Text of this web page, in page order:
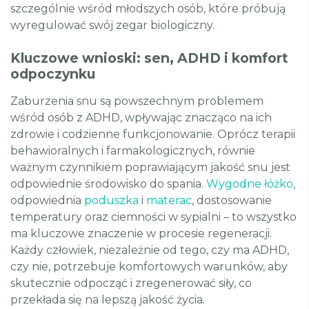
szczególnie wśród młodszych osób, które próbują
wyregulować swój zegar biologiczny.
Kluczowe wnioski: sen, ADHD i komfort
odpoczynku
Zaburzenia snu są powszechnym problemem
wśród osób z ADHD, wpływając znacząco na ich
zdrowie i codzienne funkcjonowanie. Oprócz terapii
behawioralnych i farmakologicznych, równie
ważnym czynnikiem poprawiającym jakość snu jest
odpowiednie środowisko do spania. Wygodne łóżko,
odpowiednia poduszka i materac, dostosowanie
temperatury oraz ciemności w sypialni – to wszystko
ma kluczowe znaczenie w procesie regeneracji.
Każdy człowiek, niezależnie od tego, czy ma ADHD,
czy nie, potrzebuje komfortowych warunków, aby
skutecznie odpocząć i zregenerować siły, co
przekłada się na lepszą jakość życia.